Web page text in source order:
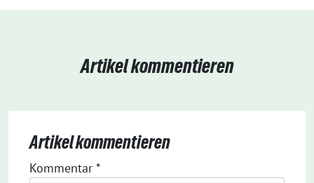
Artikel kommentieren
Artikel kommentieren
Kommentar *